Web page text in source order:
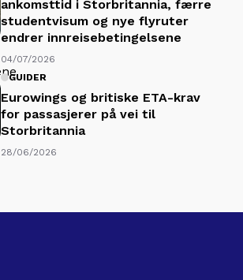
ankomsttid i Storbritannia, færre
studentvisum og nye flyruter
endrer innreisebetingelsene
04/07/2026
GUIDER
Eurowings og britiske ETA-krav
for passasjerer på vei til
Storbritannia
28/06/2026